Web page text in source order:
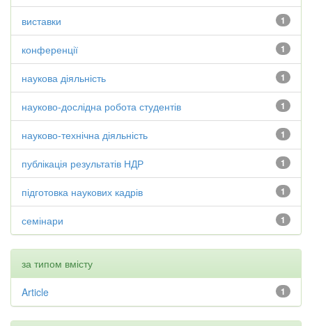
1
виставки
1
конференції
1
наукова діяльність
1
науково-дослідна робота студентів
1
науково-технічна діяльність
1
публікація результатів НДР
1
підготовка наукових кадрів
1
семінари
за типом вмісту
1
Article